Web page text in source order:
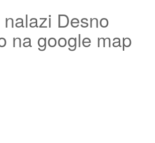
Desno
na google map